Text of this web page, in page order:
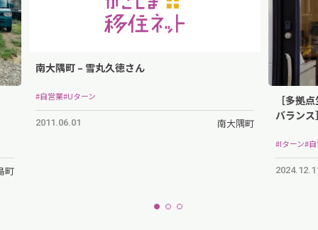
町
南大隅町 – 雪丸久徳さん
#自営業#Uターン
2011.06.01 南大隅町
［多拠
バラン
#Iターン#